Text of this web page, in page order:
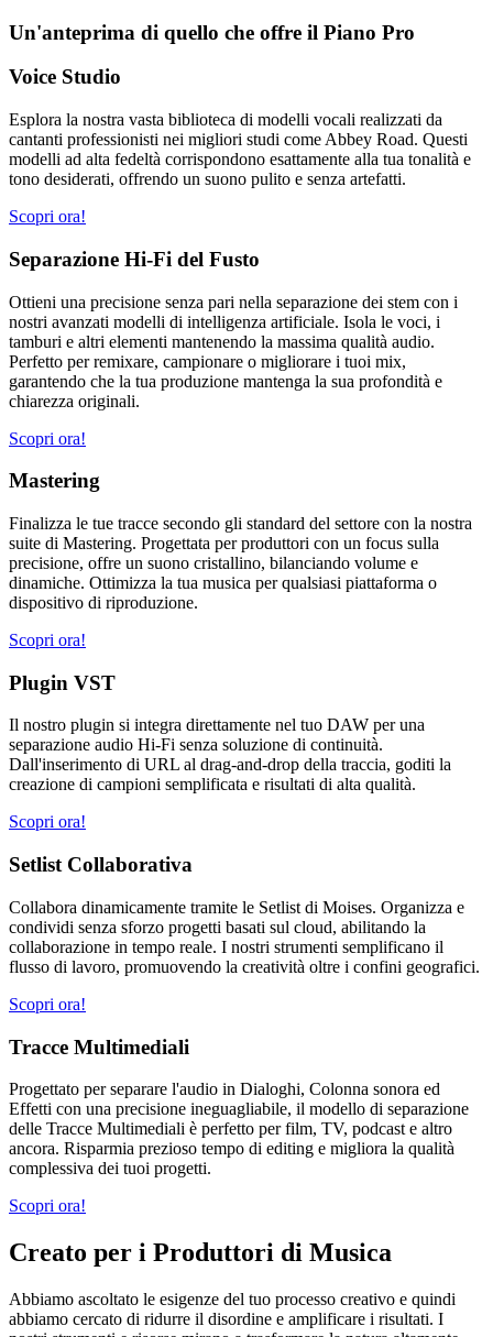
Un'anteprima di quello che offre il Piano Pro
Voice Studio
Esplora la nostra vasta biblioteca di modelli vocali realizzati da
cantanti professionisti nei migliori studi come Abbey Road. Questi
modelli ad alta fedeltà corrispondono esattamente alla tua tonalità e
tono desiderati, offrendo un suono pulito e senza artefatti.
Scopri ora!
Separazione Hi-Fi del Fusto
Ottieni una precisione senza pari nella separazione dei stem con i
nostri avanzati modelli di intelligenza artificiale. Isola le voci, i
tamburi e altri elementi mantenendo la massima qualità audio.
Perfetto per remixare, campionare o migliorare i tuoi mix,
garantendo che la tua produzione mantenga la sua profondità e
chiarezza originali.
Scopri ora!
Mastering
Finalizza le tue tracce secondo gli standard del settore con la nostra
suite di Mastering. Progettata per produttori con un focus sulla
precisione, offre un suono cristallino, bilanciando volume e
dinamiche. Ottimizza la tua musica per qualsiasi piattaforma o
dispositivo di riproduzione.
Scopri ora!
Plugin VST
Il nostro plugin si integra direttamente nel tuo DAW per una
separazione audio Hi-Fi senza soluzione di continuità.
Dall'inserimento di URL al drag-and-drop della traccia, goditi la
creazione di campioni semplificata e risultati di alta qualità.
Scopri ora!
Setlist Collaborativa
Collabora dinamicamente tramite le Setlist di Moises. Organizza e
condividi senza sforzo progetti basati sul cloud, abilitando la
collaborazione in tempo reale. I nostri strumenti semplificano il
flusso di lavoro, promuovendo la creatività oltre i confini geografici.
Scopri ora!
Tracce Multimediali
Progettato per separare l'audio in Dialoghi, Colonna sonora ed
Effetti con una precisione ineguagliabile, il modello di separazione
delle Tracce Multimediali è perfetto per film, TV, podcast e altro
ancora. Risparmia prezioso tempo di editing e migliora la qualità
complessiva dei tuoi progetti.
Scopri ora!
Creato per i Produttori di Musica
Abbiamo ascoltato le esigenze del tuo processo creativo e quindi
abbiamo cercato di ridurre il disordine e amplificare i risultati. I